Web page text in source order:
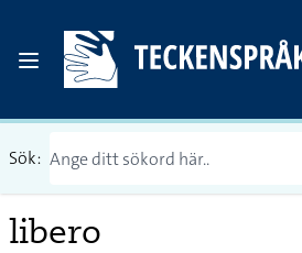
Sök:
libero